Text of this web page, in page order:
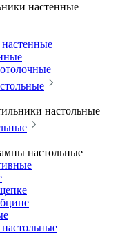
настенные
настольные
настольные